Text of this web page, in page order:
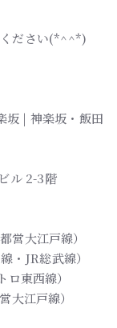
ください(*^^*)
坂 | 神楽坂・飯田
ル 2-3階
営大江戸線）
JR総武線）
東西線）
江戸線）